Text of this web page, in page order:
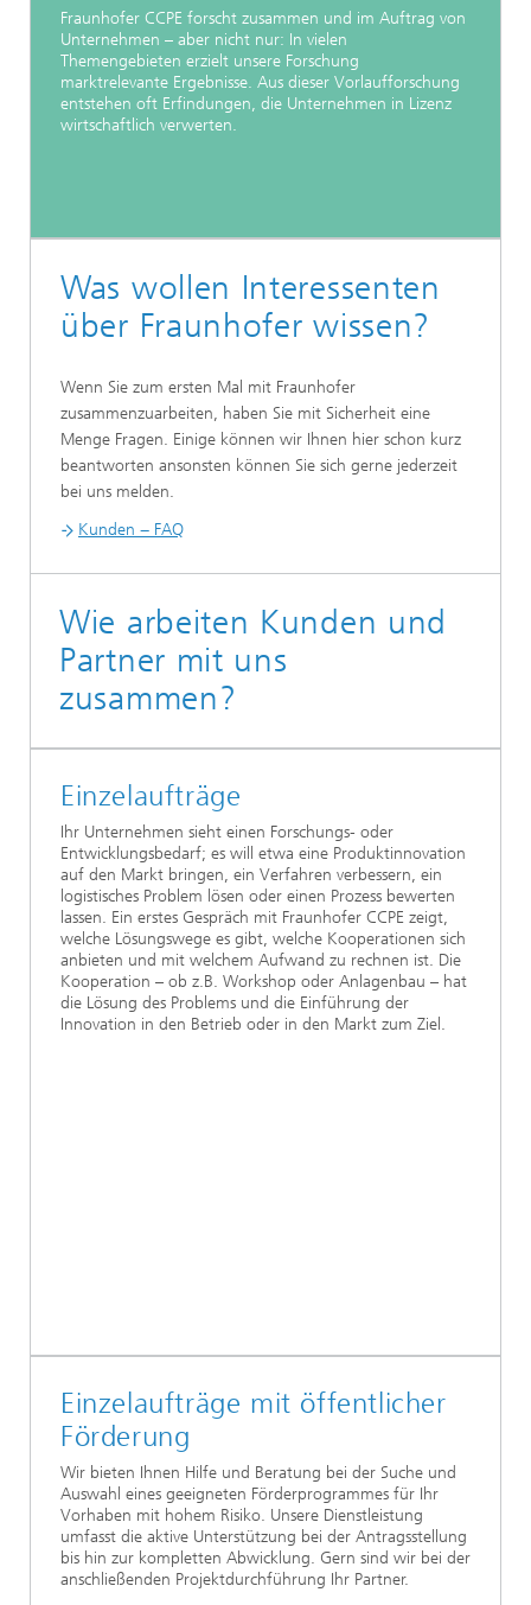
Fraunhofer CCPE forscht zusammen und im Auftrag von
Unternehmen – aber nicht nur: In vielen
Themengebieten erzielt unsere Forschung
marktrelevante Ergebnisse. Aus dieser Vorlaufforschung
entstehen oft Erfindungen, die Unternehmen in Lizenz
wirtschaftlich verwerten.
Was wollen Interessenten
über Fraunhofer wissen?
Wenn Sie zum ersten Mal mit Fraunhofer
zusammenzuarbeiten, haben Sie mit Sicherheit eine
Menge Fragen. Einige können wir Ihnen hier schon kurz
beantworten ansonsten können Sie sich gerne jederzeit
bei uns melden.
Kunden − FAQ
Wie arbeiten Kunden und
Partner mit uns
zusammen?
Einzelaufträge
Ihr Unternehmen sieht einen Forschungs- oder
Entwicklungsbedarf; es will etwa eine Produktinnovation
auf den Markt bringen, ein Verfahren verbessern, ein
logistisches Problem lösen oder einen Prozess bewerten
lassen. Ein erstes Gespräch mit Fraunhofer CCPE zeigt,
welche Lösungswege es gibt, welche Kooperationen sich
anbieten und mit welchem Aufwand zu rechnen ist. Die
Kooperation – ob z.B. Workshop oder Anlagenbau – hat
die Lösung des Problems und die Einführung der
Innovation in den Betrieb oder in den Markt zum Ziel.
Einzelaufträge mit öffentlicher
Förderung
Wir bieten Ihnen Hilfe und Beratung bei der Suche und
Auswahl eines geeigneten Förderprogrammes für Ihr
Vorhaben mit hohem Risiko. Unsere Dienstleistung
umfasst die aktive Unterstützung bei der Antragsstellung
bis hin zur kompletten Abwicklung. Gern sind wir bei der
anschließenden Projektdurchführung Ihr Partner.